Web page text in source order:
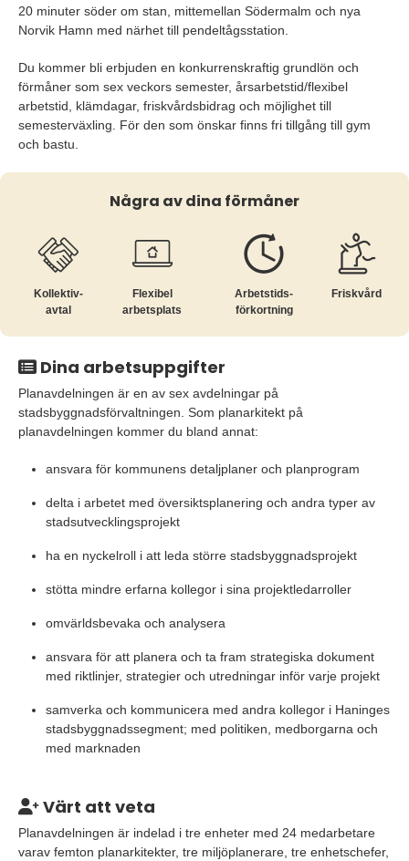
20 minuter söder om stan, mittemellan Södermalm och nya
Norvik Hamn med närhet till pendeltågsstation.
Du kommer bli erbjuden en konkurrenskraftig grundlön och
förmåner som sex veckors semester, årsarbetstid/flexibel
arbetstid, klämdagar, friskvårdsbidrag och möjlighet till
semesterväxling. För den som önskar finns fri tillgång till gym
och bastu.
Några av dina förmåner
Kollektiv­
avtal
Flexibel
arbetsplats
Arbetstids­
förkortning
Friskvård
Dina arbetsuppgifter
Planavdelningen är en av sex avdelningar på
stadsbyggnadsförvaltningen. Som planarkitekt på
planavdelningen kommer du bland annat:
ansvara för kommunens detaljplaner och planprogram
delta i arbetet med översiktsplanering och andra typer av
stadsutvecklingsprojekt
ha en nyckelroll i att leda större stadsbyggnadsprojekt
stötta mindre erfarna kollegor i sina projektledarroller
omvärldsbevaka och analysera
ansvara för att planera och ta fram strategiska dokument
med riktlinjer, strategier och utredningar inför varje projekt
samverka och kommunicera med andra kollegor i Haninges
stadsbyggnadssegment; med politiken, medborgarna och
med marknaden
Värt att veta
Planavdelningen är indelad i tre enheter med 24 medarbetare
varav femton planarkitekter, tre miljöplanerare, tre enhetschefer,